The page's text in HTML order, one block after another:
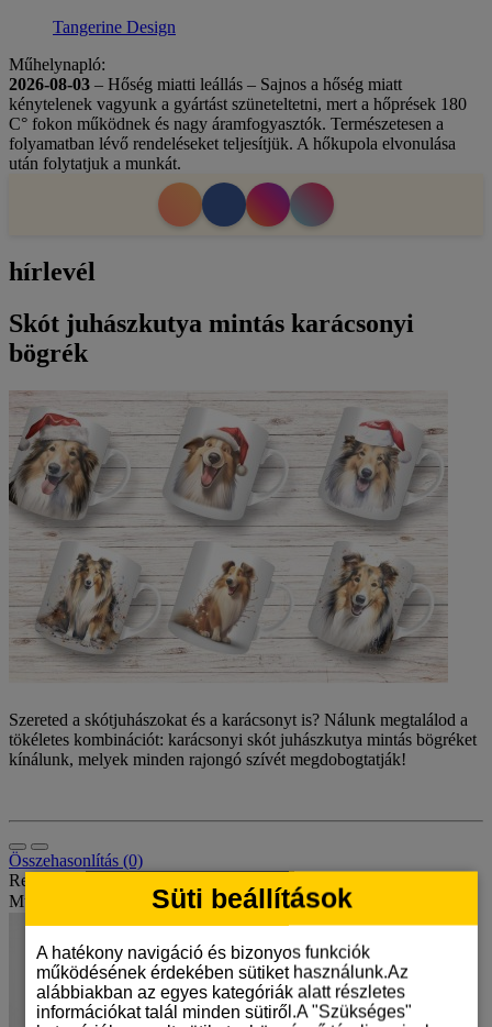
Tangerine Design
Műhelynapló:
2026-08-03 – Hőség miatti leállás – Sajnos a hőség miatt
kénytelenek vagyunk a gyártást szüneteltetni, mert a hőprések 180
C° fokon működnek és nagy áramfogyasztók. Természetesen a
folyamatban lévő rendeléseket teljesítjük. A hőkupola elvonulása
után folytatjuk a munkát.
hírlevél
Skót juhászkutya mintás karácsonyi
bögrék
Szereted a skótjuhászokat és a karácsonyt is? Nálunk megtalálod a
tökéletes kombinációt: karácsonyi skót juhászkutya mintás bögréket
kínálunk, melyek minden rajongó szívét megdobogtatják!
Összehasonlítás (0)
Rendezés:
Mutat:
Süti beállítások
A hatékony navigáció és bizonyos funkciók
működésének érdekében sütiket használunk.Az
alábbiakban az egyes kategóriák alatt részletes
információkat talál minden sütiről.A "Szükséges"